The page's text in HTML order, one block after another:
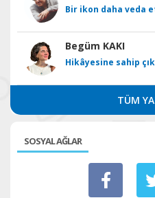
Bir ikon daha veda
Begüm KAKI
Hikâyesine sahip
TÜM
SOSYAL AĞLAR